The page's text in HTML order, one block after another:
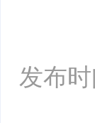
发布时